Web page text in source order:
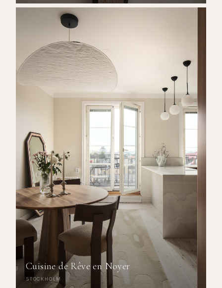
Cuisine de Rêve en Noyer
STOCKHOLM